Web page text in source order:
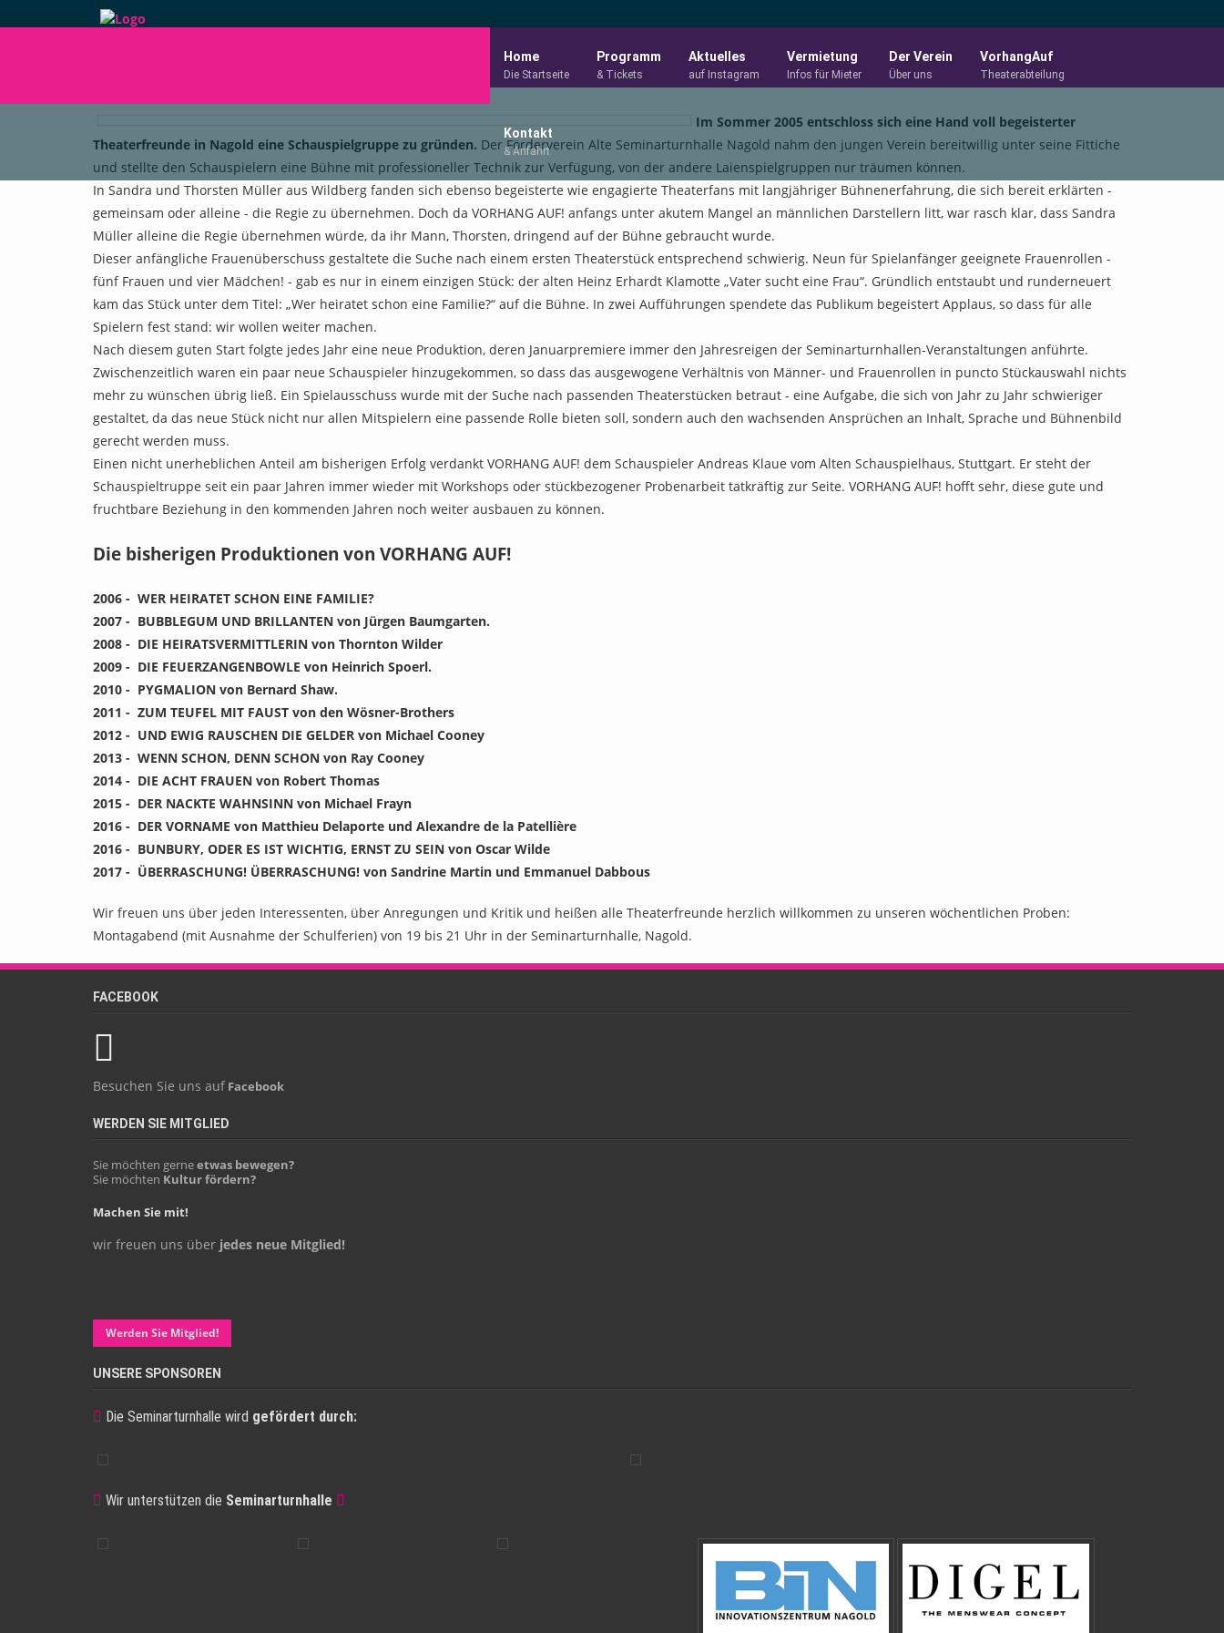
Home
Die Startseite
Programm
& Tickets
Aktuelles
auf Instagram
Vermietung
Infos für Mieter
Der Verein
Über uns
VorhangAuf
Theaterabteilung
Kontakt
& Anfahrt
Im Sommer 2005 entschloss sich eine Hand voll begeisterter
Theaterfreunde in Nagold eine Schauspielgruppe zu gründen. Der Förderverein Alte Seminarturnhalle Nagold nahm den jungen Verein bereitwillig unter seine Fittiche
und stellte den Schauspielern eine Bühne mit professioneller Technik zur Verfügung, von der andere Laienspielgruppen nur träumen können.
In Sandra und Thorsten Müller aus Wildberg fanden sich ebenso begeisterte wie engagierte Theaterfans mit langjähriger Bühnenerfahrung, die sich bereit erklärten -
gemeinsam oder alleine - die Regie zu übernehmen. Doch da VORHANG AUF! anfangs unter akutem Mangel an männlichen Darstellern litt, war rasch klar, dass Sandra
Müller alleine die Regie übernehmen würde, da ihr Mann, Thorsten, dringend auf der Bühne gebraucht wurde.
Dieser anfängliche Frauenüberschuss gestaltete die Suche nach einem ersten Theaterstück entsprechend schwierig. Neun für Spielanfänger geeignete Frauenrollen -
fünf Frauen und vier Mädchen! - gab es nur in einem einzigen Stück: der alten Heinz Erhardt Klamotte „Vater sucht eine Frau“. Gründlich entstaubt und runderneuert
kam das Stück unter dem Titel: „Wer heiratet schon eine Familie?“ auf die Bühne. In zwei Aufführungen spendete das Publikum begeistert Applaus, so dass für alle
Spielern fest stand: wir wollen weiter machen.
Nach diesem guten Start folgte jedes Jahr eine neue Produktion, deren Januarpremiere immer den Jahresreigen der Seminarturnhallen-Veranstaltungen anführte.
Zwischenzeitlich waren ein paar neue Schauspieler hinzugekommen, so dass das ausgewogene Verhältnis von Männer- und Frauenrollen in puncto Stückauswahl nichts
mehr zu wünschen übrig ließ. Ein Spielausschuss wurde mit der Suche nach passenden Theaterstücken betraut - eine Aufgabe, die sich von Jahr zu Jahr schwieriger
gestaltet, da das neue Stück nicht nur allen Mitspielern eine passende Rolle bieten soll, sondern auch den wachsenden Ansprüchen an Inhalt, Sprache und Bühnenbild
gerecht werden muss.
Einen nicht unerheblichen Anteil am bisherigen Erfolg verdankt VORHANG AUF! dem Schauspieler Andreas Klaue vom Alten Schauspielhaus, Stuttgart. Er steht der
Schauspieltruppe seit ein paar Jahren immer wieder mit Workshops oder stückbezogener Probenarbeit tatkräftig zur Seite. VORHANG AUF! hofft sehr, diese gute und
fruchtbare Beziehung in den kommenden Jahren noch weiter ausbauen zu können.
Die bisherigen Produktionen von VORHANG AUF!
2006 - WER HEIRATET SCHON EINE FAMILIE?
2007 - BUBBLEGUM UND BRILLANTEN von Jürgen Baumgarten.
2008 - DIE HEIRATSVERMITTLERIN von Thornton Wilder
2009 - DIE FEUERZANGENBOWLE von Heinrich Spoerl.
2010 - PYGMALION von Bernard Shaw.
2011 - ZUM TEUFEL MIT FAUST von den Wösner-Brothers
2012 - UND EWIG RAUSCHEN DIE GELDER von Michael Cooney
2013 - WENN SCHON, DENN SCHON von Ray Cooney
2014 - DIE ACHT FRAUEN von Robert Thomas
2015 - DER NACKTE WAHNSINN von Michael Frayn
2016 - DER VORNAME von Matthieu Delaporte und Alexandre de la Patellière
2016 - BUNBURY, ODER ES IST WICHTIG, ERNST ZU SEIN von Oscar Wilde
2017 - ÜBERRASCHUNG! ÜBERRASCHUNG! von Sandrine Martin und Emmanuel Dabbous
Wir freuen uns über jeden Interessenten, über Anregungen und Kritik und heißen alle Theaterfreunde herzlich willkommen zu unseren wöchentlichen Proben:
Montagabend (mit Ausnahme der Schulferien) von 19 bis 21 Uhr in der Seminarturnhalle, Nagold.
FACEBOOK
Besuchen Sie uns auf Facebook
WERDEN SIE MITGLIED
Sie möchten gerneetwas bewegen?
Sie möchten Kultur fördern?
Machen Sie mit!
wir freuen uns über jedes neue Mitglied!
Werden Sie Mitglied!
UNSERE SPONSOREN
Die Seminarturnhalle wird gefördert durch:
Wir unterstützen die Seminarturnhalle